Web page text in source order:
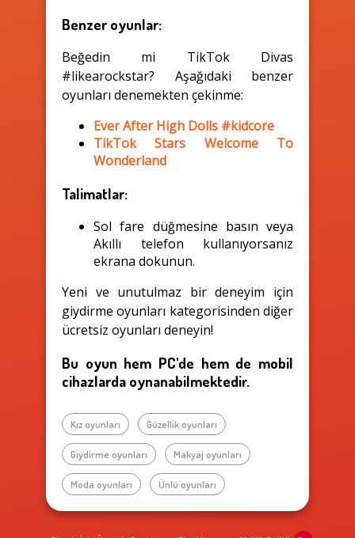
Benzer oyunlar:
Beğedin mi TikTok Divas
#likearockstar? Aşağıdaki benzer
oyunları denemekten çekinme:
Ever After High Dolls #kidcore
TikTok Stars Welcome To
Wonderland
Talimatlar:
Sol fare düğmesine basın veya
Akıllı telefon kullanıyorsanız
ekrana dokunun.
Yeni ve unutulmaz bir deneyim için
giydirme oyunları kategorisinden diğer
ücretsiz oyunları deneyin!
Bu oyun hem PC'de hem de mobil
cihazlarda oynanabilmektedir.
Kız oyunları Güzellik oyunları
Giydirme oyunları Makyaj oyunları
Moda oyunları Ünlü oyunları